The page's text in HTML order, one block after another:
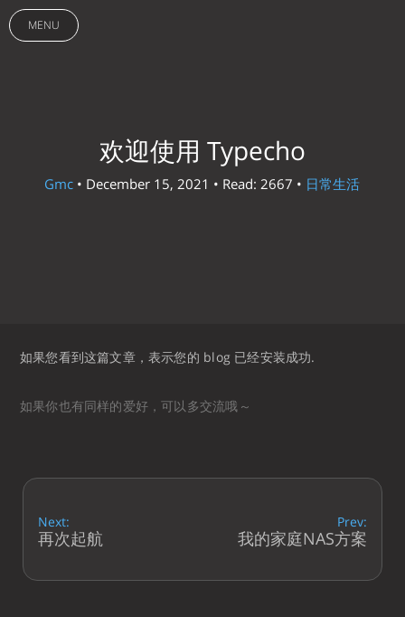
MENU
欢迎使用 Typecho
Gmc • December 15, 2021 • Read: 2667 • 日常生活
如果您看到这篇文章，表示您的 blog 已经安装成功.
如果你也有同样的爱好，可以多交流哦～
Next:
再次起航
Prev:
我的家庭NAS方案